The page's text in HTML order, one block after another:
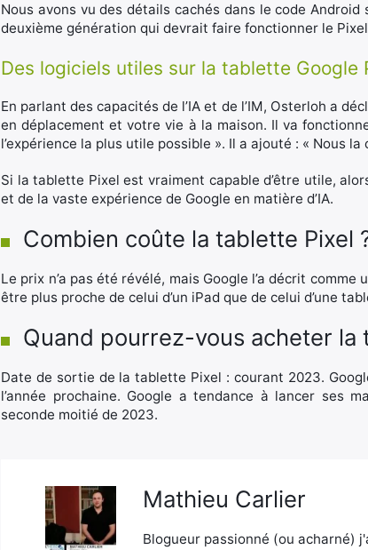
Nous avons vu des détails cachés dans le code
deuxième génération qui devrait faire fonctionner le
Des logiciels utiles sur la tablette Google
En parlant des capacités de l’IA et de l’IM, Osterloh a
en déplacement et votre vie à la maison. Il va
l’expérience la plus utile possible ». Il a ajouté : « Nous
Si la tablette Pixel est vraiment capable d’être utile,
et de la vaste expérience de Google en matière d’IA.
Combien coûte la tablette Pixel
Le prix n’a pas été révélé, mais Google l’a décrit
être plus proche de celui d’un iPad que de celui d’une
Quand pourrez-vous acheter la
Date de sortie de la tablette Pixel : courant 2023.
l’année prochaine. Google a tendance à lancer ses
seconde moitié de 2023.
Mathieu Carlier
Blogueur passionné (ou acharné)